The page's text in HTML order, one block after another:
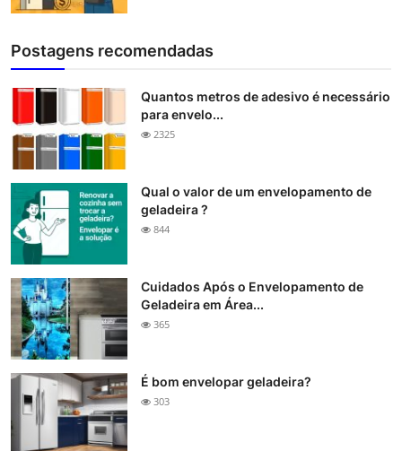
Postagens recomendadas
Quantos metros de adesivo é necessário
para envelo...
2325
Qual o valor de um envelopamento de
geladeira ?
844
Cuidados Após o Envelopamento de
Geladeira em Área...
365
É bom envelopar geladeira?
303